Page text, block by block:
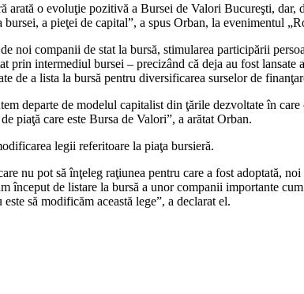
arată o evoluţie pozitivă a Bursei de Valori Bucureşti,
a pieţei de capital”, a spus Orban, la evenimentul
noi companii de stat la bursă, stimularea participării
prin intermediul bursei – precizând că deja au fost
de a lista la bursă pentru diversificarea surselor de
departe de modelul capitalist din ţările dezvoltate în
piaţă care este Bursa de Valori”, a arătat Orban.
legii referitoare la piaţa bursieră.
nu pot să înţeleg raţiunea pentru care a fost adoptată,
început de listare la bursă a unor companii importante
să modificăm această lege”, a declarat el.